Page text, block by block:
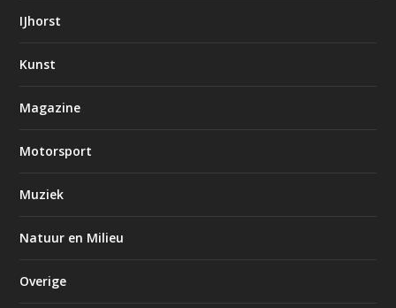
IJhorst
Kunst
Magazine
Motorsport
Muziek
Natuur en Milieu
Overige